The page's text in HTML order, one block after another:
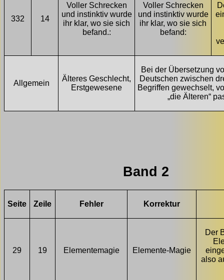
332 14
Voller Schrecken
und instinktiv wurde
ihr klar, wo sie sich
befand.:
Voller Schrecken
und instinktiv wurde
ihr klar, wo sie sich
befand:
Allgemein
Älteres Geschlecht,
Erstgewesene
Bei der Übersetzung
Deutschen zwischen
Begriffen gewechselt,
„die Älteren“
Band 2
Seite Zeile Fehler Korrektur
29 19 Elementemagie Elemente-Magie
Der
also